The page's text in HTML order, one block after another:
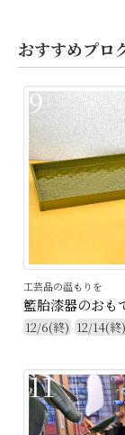
おすすめプロ
9
工芸品の温もりを
籃胎漆器のおも
12/6(終) 12/14(終)
11